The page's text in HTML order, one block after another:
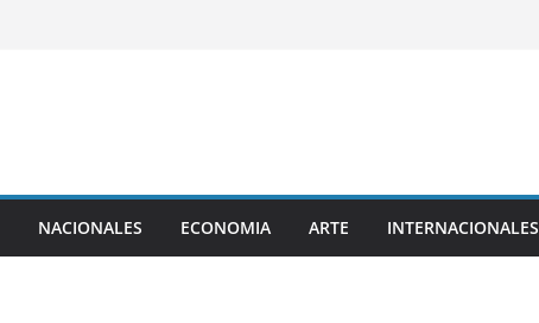
NACIONALES ECONOMIA ARTE INTERNACIONALES